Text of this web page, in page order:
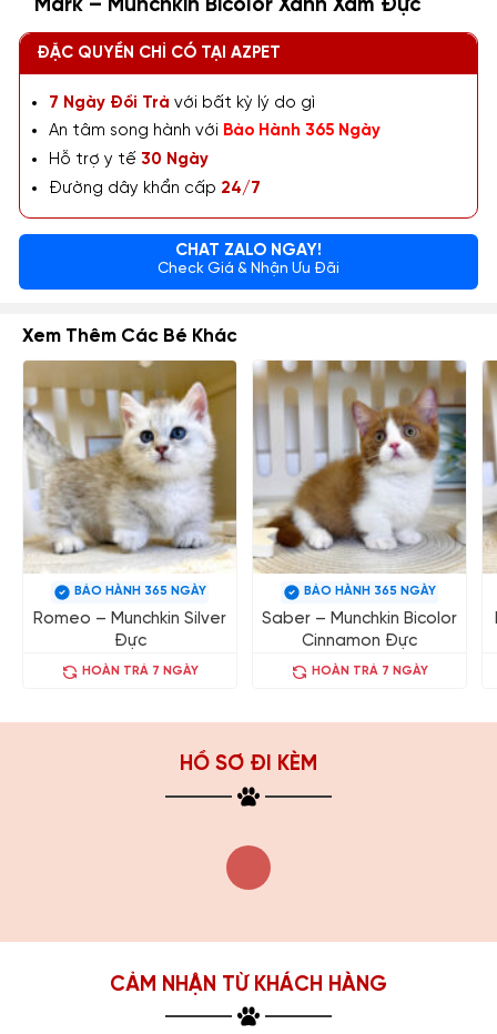
Mark – Munchkin Bicolor Xanh Xám Đực
ĐẶC QUYỀN CHỈ CÓ TẠI AZPET
7 Ngày Đổi Trả với bất kỳ lý do gì
An tâm song hành với Bảo Hành 365 Ngày
Hỗ trợ y tế 30 Ngày
Đường dây khẩn cấp 24/7
CHAT ZALO NGAY!
Check Giá & Nhận Ưu Đãi
Xem Thêm Các Bé Khác
BẢO HÀNH 365 NGÀY
Romeo – Munchkin Silver
Đực
HOÀN TRẢ 7 NGÀY
BẢO HÀNH 365 NGÀY
Saber – Munchkin Bicolor
Cinnamon Đực
HOÀN TRẢ 7 NGÀY
HỒ SƠ ĐI KÈM
CẢM NHẬN TỪ KHÁCH HÀNG